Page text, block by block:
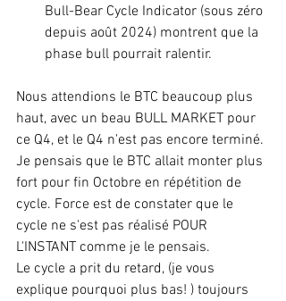
Bull-Bear Cycle Indicator (sous zéro
depuis août 2024) montrent que la
phase bull pourrait ralentir.
Nous attendions le BTC beaucoup plus
haut, avec un beau BULL MARKET pour
ce Q4, et le Q4 n'est pas encore terminé.
Je pensais que le BTC allait monter plus
fort pour fin Octobre en répétition de
cycle. Force est de constater que le
cycle ne s'est pas réalisé POUR
L'INSTANT comme je le pensais.
Le cycle a prit du retard, (je vous
explique pourquoi plus bas! ) toujours